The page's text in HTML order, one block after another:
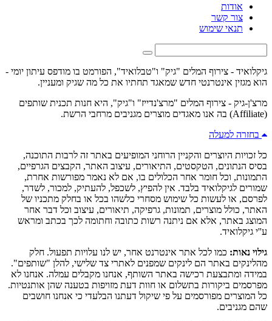
אודות
צור קשר
תנאי שימוש
גיקלואיד - צירוף המלים "גיק" ו"טבלואיד", הפורמט בו מודפס עיתון יומי -
הוא מגזין אינטרנטי חדש שמאגד תחתיו את כל מה שגיק ומעניין.
מרצ'ן-גיק - צירוף המלים "מרצ'נדייז" ו"גיק", היא חנות תכנית שותפים
(Affiliate) בה אנו מאגדים מוצרים מגניבים מרחבי הרשת.
בחזרה למעלה
כל זכויות היוצרים והקניין הרוחני המופיעים באתר זה לרבות התוכנה,
בסיס הנתונים, הטקסטים, התיאורים, עיצוב האתר, הקבצים הגרפיים,
התמונות, וכל חומר אחר הכלולים בו, אם לא נאמר מפורשות אחרת,
שמורים לגיקלואיד בלבד. אין להפיץ, לשכפל, להעתיק, למכור, לשדר,
לפרסם, או לעשות כל שימוש מסחרי כלשהו בכל או בחלק מתכניו של
האתר, כולל מוצרים, תמונות, גרפיקה, תיאורים, עיצוב וכל דבר אחר
המוצג באתר, אלא אם ניתנה רשות כתובה וחתומה לכך בכתב ומראש
ע''י גיקלואיד.
גילוי נאות: כמו לכל אתר אינטרנט אחר, יש לנו עלויות תפעול. חלק
מהלינקים באתר הם לינקים שמפנים לאתרי צד שלישי, להלן "שותפים".
במידה ומתבצעת רכישה באתר השותף, אנחנו מקבלים עמלה. אנחנו לא
מפרסמים ביקורות בתשלום או חוות דעת מזויפות בטענה שהן אותנטיות.
כל המוצרים מפורסמים על פי שיקול דעתנו הבלעדי כי אנחנו חושבים
שהם מגניבים.